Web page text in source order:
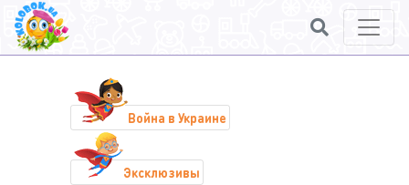
Война в Украине
Эксклюзивы